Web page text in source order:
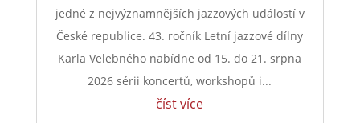
jedné z nejvýznamnějších jazzových událostí v
České republice. 43. ročník Letní jazzové dílny
Karla Velebného nabídne od 15. do 21. srpna
2026 sérii koncertů, workshopů i...
číst více